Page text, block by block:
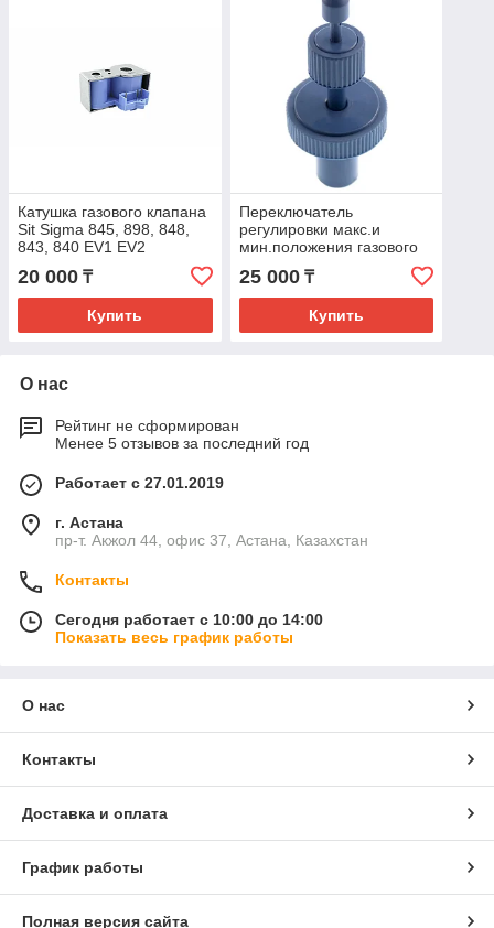
Катушка газового клапана
Sit Sigma 845, 898, 848,
843, 840 EV1 EV2
∼24VDC Purple Coil
20 000 ₸
Купить
Переключатель
регулировки макс.и
мин.положения газового
клапана SIT Sigma
Original
25 000₸
Купить
О нас
Рейтинг не сформирован
Менее 5 отзывов за последний год
Работает с 27.01.2019
г. Астана
пр-т. Акжол 44, офис 37, Астана, Казахстан
Контакты
Сегодня работает с 10:00 до 14:00
Показать весь график работы
О нас
Контакты
Доставка и оплата
График работы
Полная версия сайта